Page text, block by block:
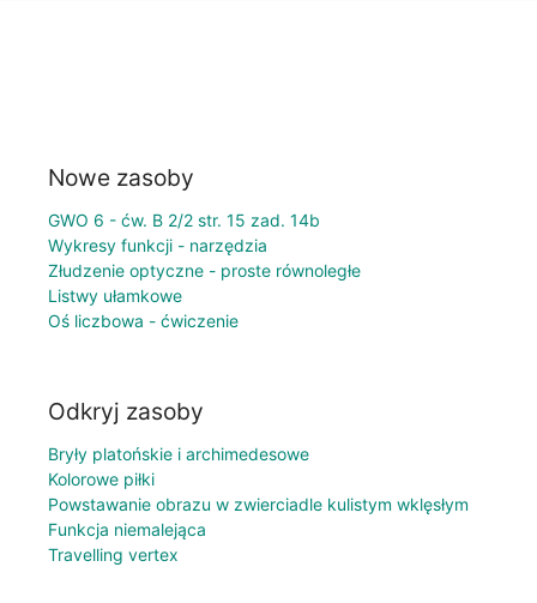
Nowe zasoby
GWO 6 - ćw. B 2/2 str. 15 zad. 14b
Wykresy funkcji - narzędzia
Złudzenie optyczne - proste równoległe
Listwy ułamkowe
Oś liczbowa - ćwiczenie
Odkryj zasoby
Bryły platońskie i archimedesowe
Kolorowe piłki
Powstawanie obrazu w zwierciadle kulistym wklęsłym
Funkcja niemalejąca
Travelling vertex